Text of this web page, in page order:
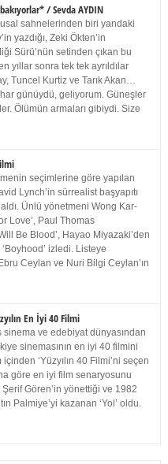
/ Sevda AYDIN
sahnelerinden biri yandaki
yazdığı, Zeki Ökten’in
Sürü’nün setinden çıkan bu
yıllar sonra tek tek ayrıldılar
Tuncel Kurtiz ve Tarık Akan…
günüydü, geliyorum. Güneşler
Ölümün armaları gibiydi. Size
seçimlerine göre yapılan
Lynch’in sürrealist başyapıtı
Ünlü yönetmeni Wong Kar-
Love’, Paul Thomas
Be Blood’, Hayao Miyazaki’den
izledi. Listeye
Ceylan ve Nuri Bilgi Ceylan’ın
En İyi 40 Filmi
ve edebiyat dünyasından
sinemasının en iyi 40 filmini
‘Yüzyılın 40 Filmi’ni seçen
göre en iyi film senaryosunu
Şerif Gören’in yönettiği ve 1982
Palmiye’yi kazanan ‘Yol’ oldu.